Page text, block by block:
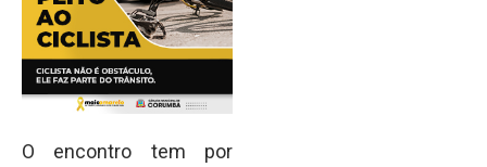
O encontro tem por